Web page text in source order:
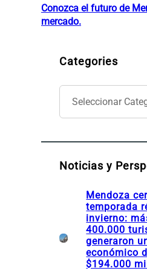
Conozca el futuro de
mercado.
Categories
C
t
g
rNoticias y
Mendoza
temporada
invierno:
400.000
generaron
económico
$194.000